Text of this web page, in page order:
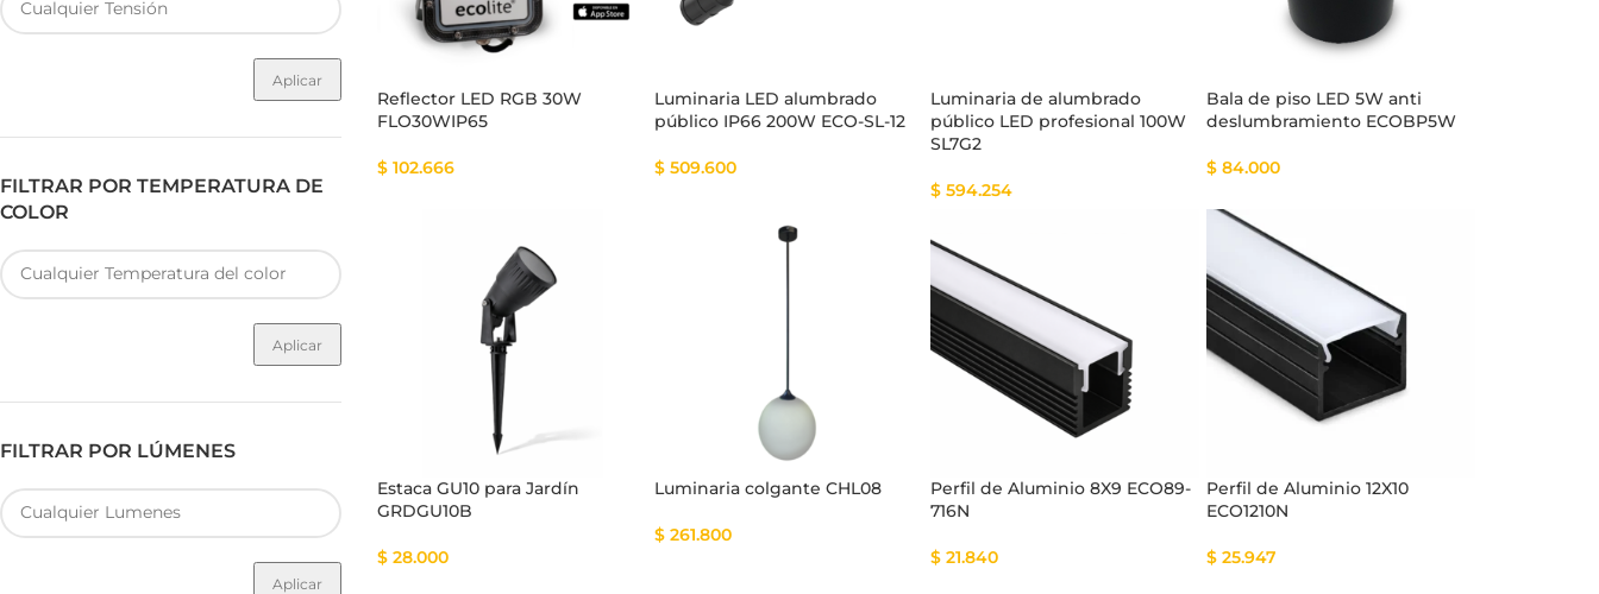
Aplicar
FILTRAR POR TEMPERATURA DE
COLOR
Aplicar
FILTRAR POR LÚMENES
Aplicar
Reflector LED RGB 30W
FLO30WIP65
$ 102.666
Luminaria LED alumbrado
público IP66 200W ECO-SL-12
$509.600
Luminaria de alumbrado
público LED profesional 100W
SL7G2
$594.254
Bala de piso LED 5W anti
deslumbramiento ECOBP5W
$84.000
Estaca GU10 para Jardín
GRDGU10B
$ 28.000
Luminaria colgante CHL08
$261.800
Perfil de Aluminio 8X9 ECO89-
716N
$21.840
Perfil de Aluminio 12X10
ECO1210N
$25.947